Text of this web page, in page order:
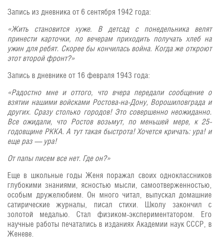
Запись из дневника от 6 сентября 1942 года:
«Жить становится хуже. В детсад с понедельника велят
принести карточки, по вечерам приходить получать хлеб на
ужин для ребят. Скорее бы кончилась война. Когда же откроют
этот второй фронт?»
Запись в дневнике от 16 февраля 1943 года:
«Радостно мне и оттого, что вчера передали сообще­ние о
взятии нашими войсками Ростова-на-Дону, Вороши­ловграда и
других. Сразу столько городов! Это совер­шенно неожиданно.
Все ожидали, что Ростов возьмут, по меньшей мере, к 25-
годовщине РККА. А тут такая быс­трота! Хочется кричать: ура! и
еще раз — ура!
От папы писем все нет. Где он?»
Еще в школьные годы Женя поражал своих одноклассников
глубокими знаниями, ясностью мысли, самоотверженностью,
особым дружелюбием. Он много читал, выпускал домашние
сатирические журналы, писал стихи. Школу закончил с
золотой медалью. Стал физиком-экспериментатором. Его
научные работы печатались в изданиях Академии наук СССР, в
Женеве.